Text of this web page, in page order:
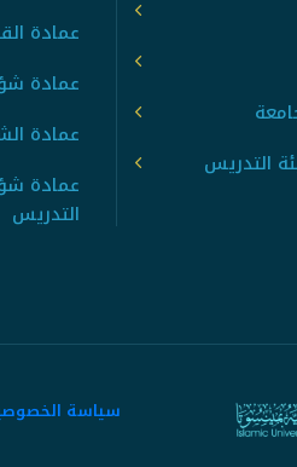
التدريس
عمادة
عمادة
عمادة
عمادة
التدريس
سياسة